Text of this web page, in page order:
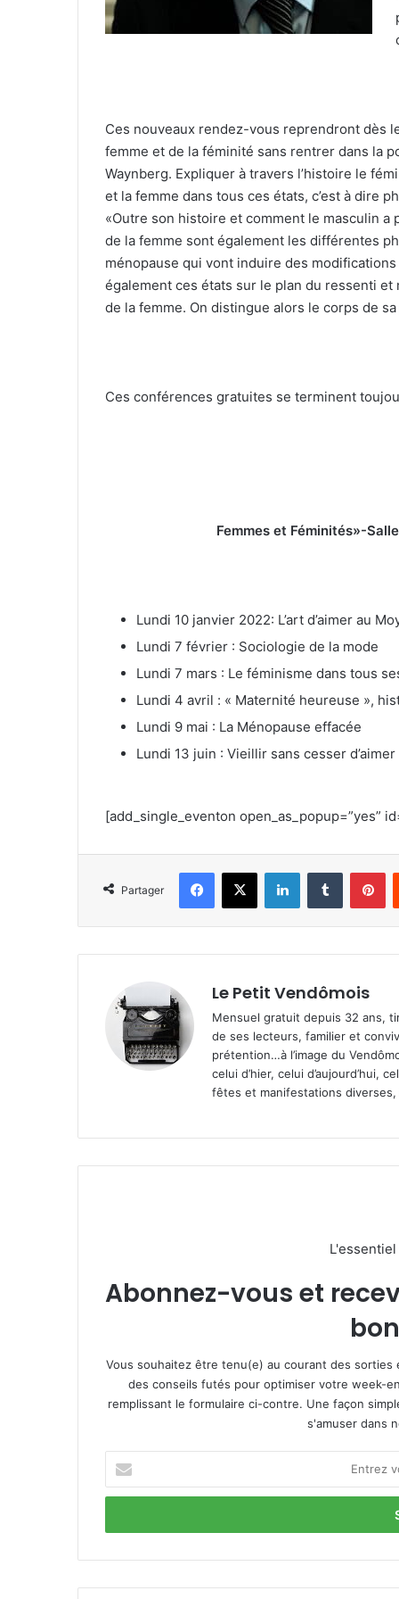
Ces nouveaux rendez-vous reprendront dès
femme et de la féminité sans rentrer dans la
Waynberg. Expliquer à travers l’histoire le
et la femme dans tous ces états, c’est à dire
«Outre son histoire et comment le masculin
de la femme sont également les différentes
ménopause qui vont induire des
également ces états sur le plan du ressenti
de la femme. On distingue alors le corps de
Ces conférences gratuites se terminent
Femmes et Féminités»-
Lundi 10 janvier 2022: L’art d’aimer au
Lundi 7 février : Sociologie de la mode
Lundi 7 mars : Le féminisme dans tous
Lundi 4 avril : « Maternité heureuse »,
Lundi 9 mai : La Ménopause effacée
Lundi 13 juin : Vieillir sans cesser d’aimer
[add_single_eventon open_as_popup=”yes”
Partager
Le Petit Vendômois
Mensuel gratuit depuis 32 ans,
de ses lecteurs, familier et
prétention…à l’image du
celui d’hier, celui d’aujourd’hui,
fêtes et manifestations
Abonnez-vous et
Vous souhaitez être tenu(e) au courant des
des conseils futés pour optimiser votre week-
remplissant le formulaire ci-contre. Une façon
s'amuser dans
t
e
o